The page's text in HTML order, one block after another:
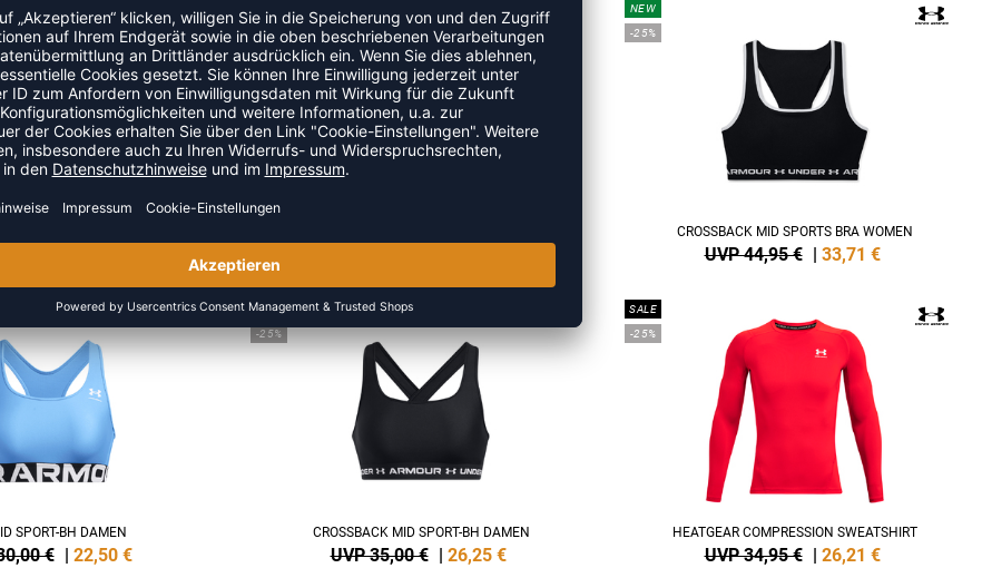
-25%
NEW
-25%
CROSSBACK MID SPORTS BRA WOMEN
UVP 44,95 € | 33,71 €
SPORT-BH DAMEN
€ | 22,50 €
NEW
-25%
CROSSBACK MID SPORT-BH DAMEN
UVP 35,00 € | 26,25 €
SALE
-25%
HEATGEAR COMPRESSION SWEATSHIRT
UVP 34,95 € | 26,21 €